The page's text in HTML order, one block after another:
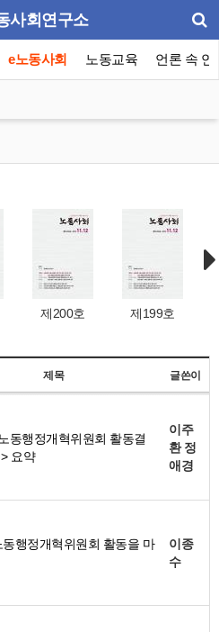
사회연구소
e노동사회 노동교육 언론 속 연
제200호 제199호
제목 글쓴이
동행정개혁위원회 활동결
요약
이주
환 정
애경
동행정개혁위원회 활동을 마
이종
수